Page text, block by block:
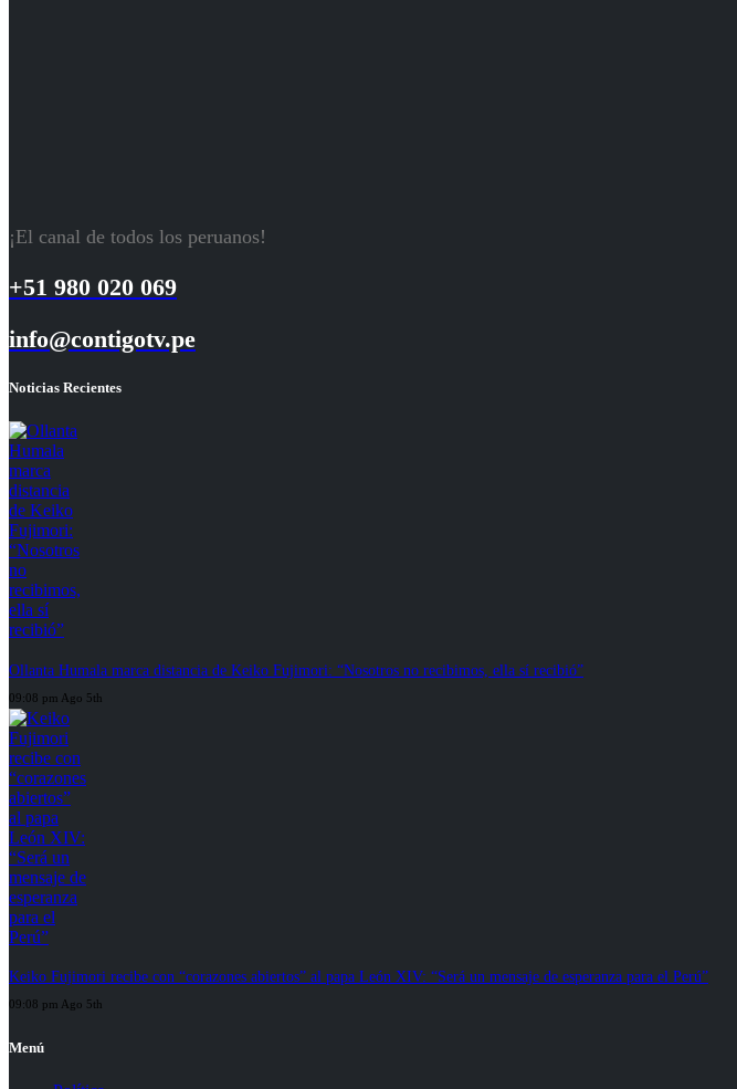
¡El canal de todos los peruanos!
+51 980 020 069
info@contigotv.pe
Noticias Recientes
Ollanta Humala marca distancia de Keiko Fujimori: “Nosotros no recibimos, ella sí recibió”
09:08 pm Ago 5th
Keiko Fujimori recibe con “corazones abiertos” al papa León XIV: “Será un mensaje de esperanza para el Perú”
09:08 pm Ago 5th
Menú